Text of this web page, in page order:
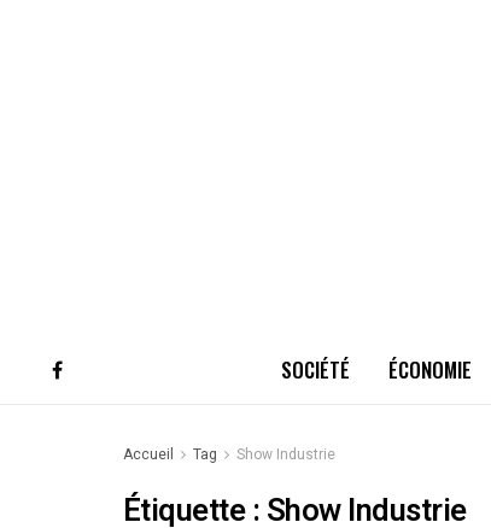
SOCIÉTÉ ÉCONOMIE
Accueil Tag Show Industrie
Étiquette :Show Industrie